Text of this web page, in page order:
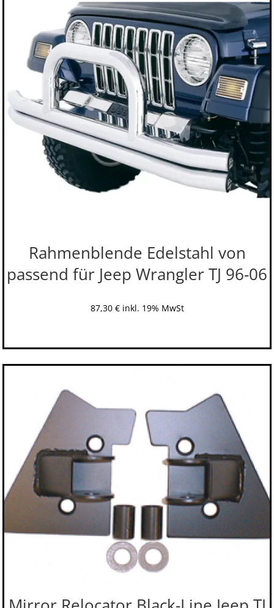
Rahmenblende Edelstahl von
passend für Jeep Wrangler TJ 96-06
87,30 € inkl. 19% MwSt